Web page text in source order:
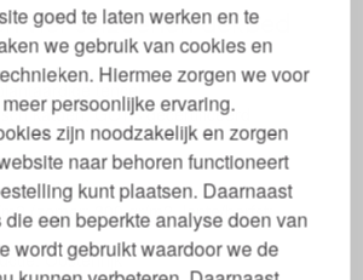
goed te laten werken en te
we gebruik van cookies en
Hiermee zorgen we voor
persoonlijke ervaring.
zijn noodzakelijk en zorgen
naar behoren functioneert
kunt plaatsen. Daarnaast
een beperkte analyse doen van
wordt gebruikt waardoor we de
vier seizoenen dekbed
tencel
katoen, GOTS gecertificeerd
(zomer: 300 gr/m2, lente/herfst:
Oostenrijk